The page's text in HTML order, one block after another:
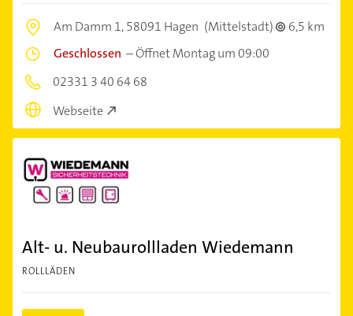
Am Damm 1,58091 Hagen (Mittelstadt)
6,5 km
Geschlossen –Öffnet Montag um 09:00
02331 3 40 64 68
Webseite
Alt- u. Neubaurollladen Wiedemann
ROLLLÄDEN